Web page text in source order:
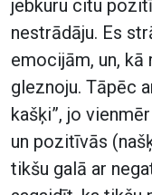
jebkuru citu
nestrādāju. Es
emocijām, un,
gleznoju. Tāpēc
kašķi”, jo
un pozitīvās
tikšu galā ar